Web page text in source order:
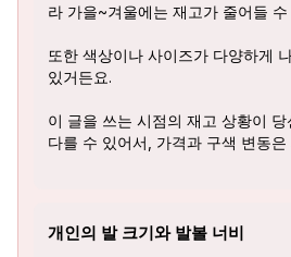
라 가을~겨울에는 재고가 줄어들 수
또한 색상이나 사이즈가 다양하게
있거든요.
이 글을 쓰는 시점의 재고 상황이
다를 수 있어서, 가격과 구색 변동은
개인의 발 크기와 발볼 너비